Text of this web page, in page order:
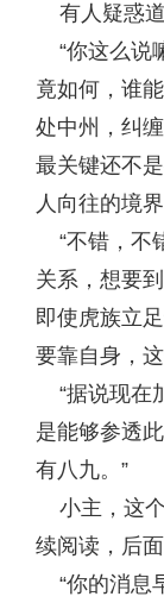
有人疑惑道
“你这么说
竟如何，谁
处中州，纠
最关键还不
人向往的境
“不错，不
关系，想要
即使虎族立
要靠自身，
“据说现在
是能够参透
有八九。”
小主，这个
续阅读，后面
“你的消息